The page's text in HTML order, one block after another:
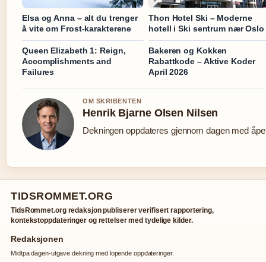
Elsa og Anna – alt du trenger
å vite om Frost-karakterene
Thon Hotel Ski – Moderne
hotell i Ski sentrum nær Oslo
Queen Elizabeth 1: Reign,
Accomplishments and
Failures
Bakeren og Kokken
Rabattkode – Aktive Koder
April 2026
OM SKRIBENTEN
Henrik Bjarne Olsen Nilsen
Dekningen oppdateres gjennom dagen med
TIDSROMMET.ORG
TidsRommet.org redaksjon publiserer verifisert rapportering,
kontekstoppdateringer og rettelser med tydelige kilder.
Redaksjonen
Midtpa dagen-utgave dekning med lopende oppdateringer.